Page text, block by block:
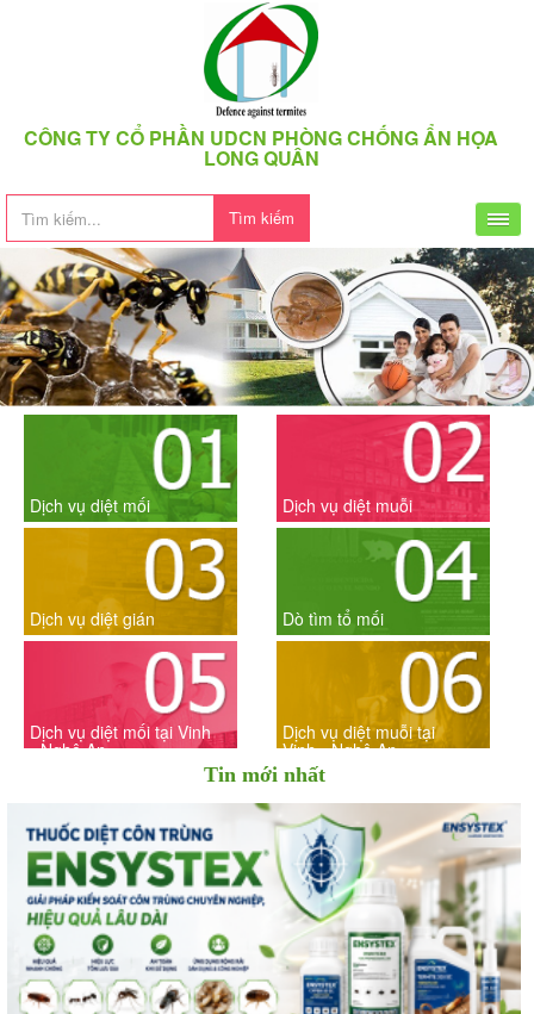
CÔNG TY CỔ PHẦN UDCN PHÒNG CHỐNG ẨN HỌA
LONG QUÂN
Tìm kiếm
Dịch vụ diệt mối Dịch vụ diệt muỗi
Dịch vụ diệt gián Dò tìm tổ mối
Dịch vụ diệt mối tại Vinh
- Nghệ An
Dịch vụ diệt muỗi tại
Vinh - Nghệ An
Tin mới nhất